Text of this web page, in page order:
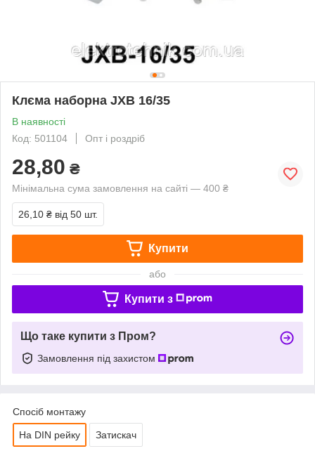
Клєма наборна JXB 16/35
В наявності
Код: 501104
Опт і роздріб
28,80 ₴
Мінімальна сума замовлення на сайті — 400 ₴
26,10 ₴ від 50 шт.
Купити
або
Купити з
Що таке купити з Пром?
Замовлення під захистом
Спосіб монтажу
На DIN рейку Затискач